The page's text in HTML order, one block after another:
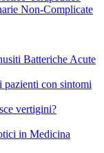
Non-Complicate
Batteriche Acute
pazienti con sintomi
vertigini?
in Medicina